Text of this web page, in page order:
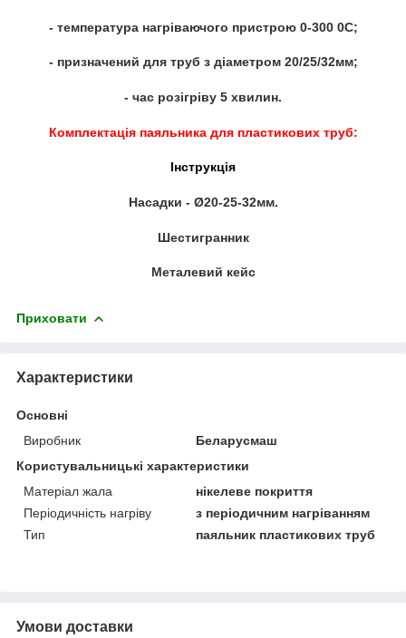
- температура нагріваючого пристрою 0-300 0С;
- призначений для труб з діаметром 20/25/32мм;
- час розігріву 5 хвилин.
Комплектація паяльника для пластикових труб:
Інструкція
Насадки - Ø20-25-32мм.
Шестигранник
Металевий кейс
Приховати
Характеристики
Основні
Виробник
Беларусмаш
Користувальницькі характеристики
Матеріал жала
нікелеве покриття
Періодичність нагріву
з періодичним нагріванням
Тип
паяльник пластикових труб
Умови доставки